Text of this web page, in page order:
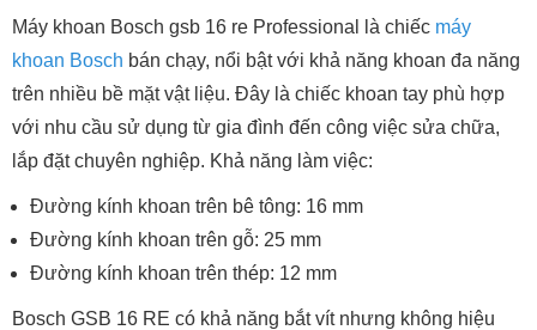
Máy khoan Bosch gsb 16 re Professional là chiếc máy
khoan Bosch bán chạy, nổi bật với khả năng khoan đa năng
trên nhiều bề mặt vật liệu. Đây là chiếc khoan tay phù hợp
với nhu cầu sử dụng từ gia đình đến công việc sửa chữa,
lắp đặt chuyên nghiệp. Khả năng làm việc:
Đường kính khoan trên bê tông: 16 mm
Đường kính khoan trên gỗ: 25 mm
Đường kính khoan trên thép: 12 mm
Bosch GSB 16 RE có khả năng bắt vít nhưng không hiệu